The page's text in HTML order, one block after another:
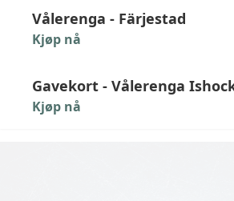
Vålerenga - Färjestad
Kjøp nå
Gavekort - Vålerenga
Kjøp nå